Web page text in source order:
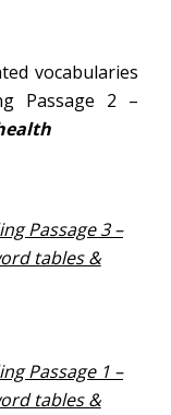
vocabularies
Passage 2 –
Passage 3 –
tables &
Passage 1 –
tables &